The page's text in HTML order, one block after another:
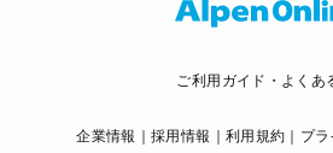
ご利用ガイド・よくあ
企業情報 採用情報 利用規約
プ